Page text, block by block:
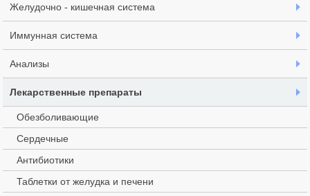
Желудочно - кишечная система
Иммунная система
Анализы
Лекарственные препараты
Обезболивающие
Сердечные
Антибиотики
Таблетки от желудка и печени